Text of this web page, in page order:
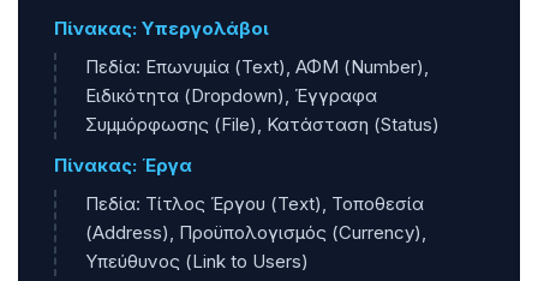
Πίνακας: Υπεργολάβοι
Πεδία: Επωνυμία (Text), ΑΦΜ (Number),
Ειδικότητα (Dropdown), Έγγραφα
Συμμόρφωσης (File), Κατάσταση (Status)
Πίνακας: Έργα
Πεδία: Τίτλος Έργου (Text), Τοποθεσία
(Address), Προϋπολογισμός (Currency),
Υπεύθυνος (Link to Users)